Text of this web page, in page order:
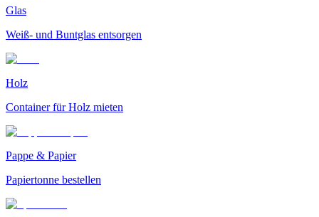
Glas
Weiß- und Buntglas entsorgen
Holz
Container für Holz mieten
Pappe & Papier
Papiertonne bestellen